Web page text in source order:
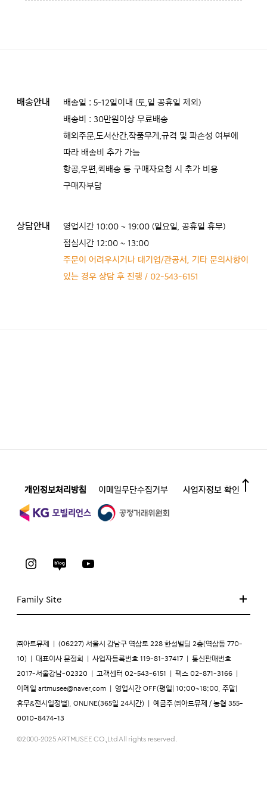
배송안내
배송일 : 5-12일이내 (토,일 공휴일 제외)
배송비 : 30만원이상 무료배송
해외주문,도서산간,작품무게,규격 및 파손성 여부에
따라 배송비 추가 가능
항공,우편,퀵배송 등 구매자요청 시 추가 비용
구매자부담
상담안내
영업시간 10:00 ~ 19:00 (일요일, 공휴일 휴무)
점심시간 12:00 ~ 13:00
주문이 어려우시거나 대기업/관공서, 기타 문의사항이
있는 경우 상담 후 진행 / 02-543-6151
Family Site
개인정보처리방침 이메일무단수집거부 사업자정보 확인
㈜아트뮤제 (06227) 서울시 강남구 역삼로 228 한성빌딩 2층(역삼동 770-
10) 대표이사 문정희 사업자등록번호 119-81-37417 통신판매번호
2017-서울강남-02320 고객센터 02-543-6151 팩스 02-871-3166
이메일 artmusee@naver.com 영업시간 OFF(평일| 10:00~18:00, 주말|
휴무&전시일정별), ONLINE(365일 24시간) 예금주 ㈜아트뮤제 / 농협 355-
0010-8474-13
©2000-2025 ARTMUSEE CO.,Ltd All rights reserved.